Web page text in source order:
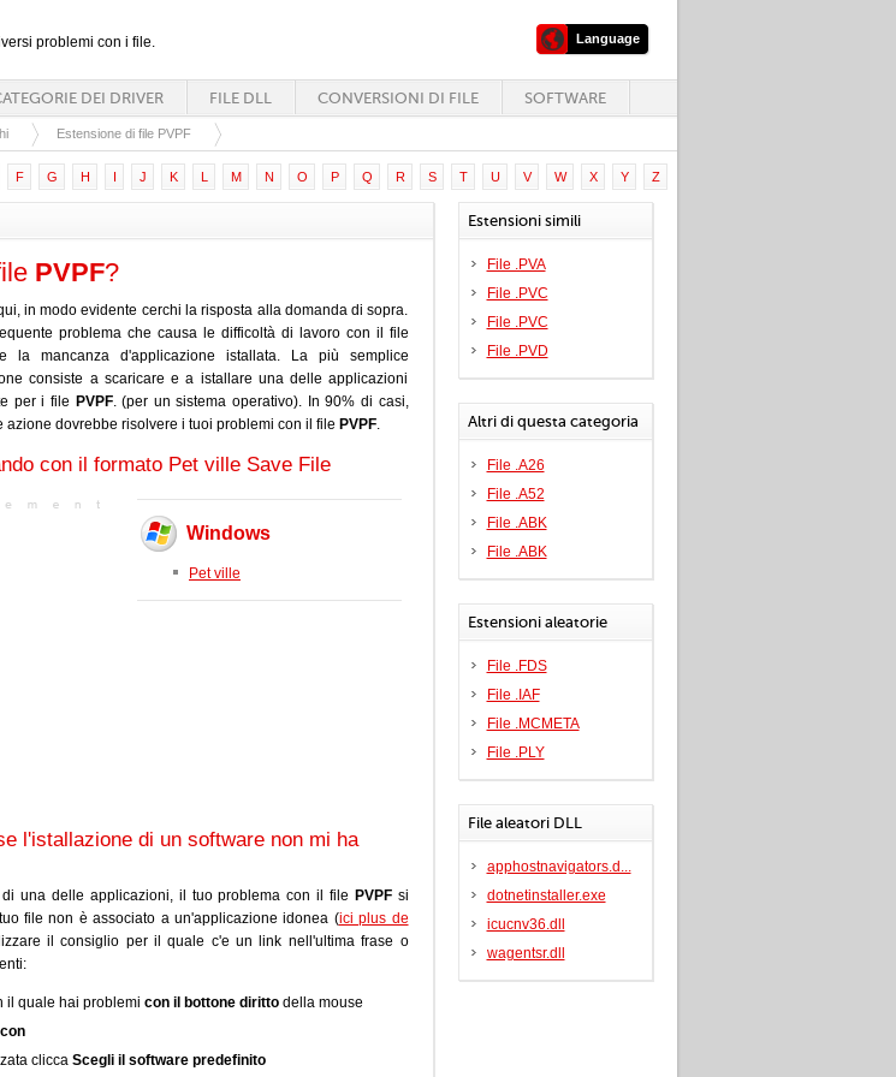
problemi con i file. Language
DEI DRIVER FILE DLL CONVERSIONI DI FILE SOFTWARE
Estensione di file PVPF
F G H I J K L M N O P Q R S T U V W X Y Z
PVPF?
in modo evidente cerchi la risposta alla domanda di sopra.
problema che causa le difficoltà di lavoro con il file
la mancanza d'applicazione istallata. La più semplice
consiste a scaricare e a istallare una delle applicazioni
per i file PVPF. (per un sistema operativo). In 90% di casi,
azione dovrebbe risolvere i tuoi problemi con il file PVPF.
con il formato Pet ville Save File
Windows
Pet ville
l'istallazione di un software non mi ha
una delle applicazioni, il tuo problema con il file PVPFsi
file non è associato a un'applicazione idonea (ici plus de
il consiglio per il quale c'e un link nell'ultima frase o
il quale hai problemi con il bottone diritto della mouse
clicca Scegli il software predefinito
Estensioni simili
File .PVA
File .PVC
File .PVC
File .PVD
Altri di questa categoria
File .A26
File .A52
File .ABK
File .ABK
Estensioni aleatorie
File .FDS
File .IAF
File .MCMETA
File .PLY
File aleatori DLL
apphostnavigators.d...
dotnetinstaller.exe
icucnv36.dll
wagentsr.dll